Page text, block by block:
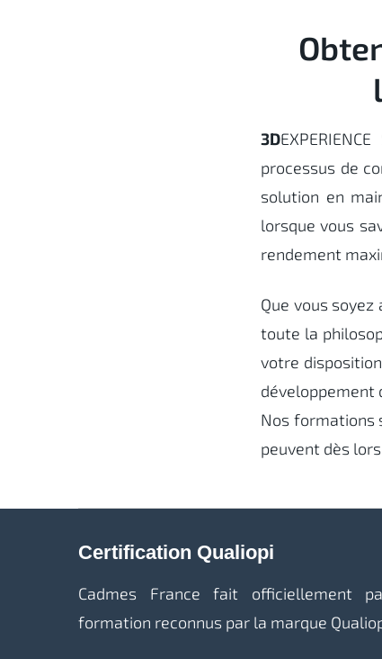
3D
processus de
solution en
lorsque vous
rendement
Que vous
toute la
votre
développement
Nos formations
peuvent dès
Certification Qualiopi
Cadmes France fait officiellement
formation reconnus par la marque